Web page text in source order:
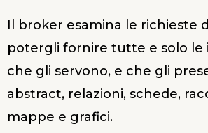
Il broker esamina le richieste
potergli fornire tutte e solo le
che gli servono, e che gli
abstract, relazioni, schede,
mappe e grafici.